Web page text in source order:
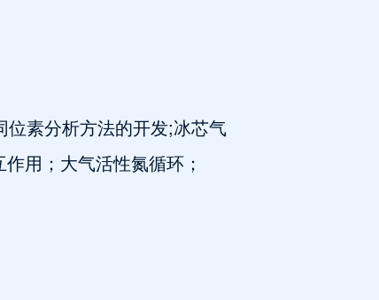
素分析方法的开发;冰芯气
用；大气活性氮循环；